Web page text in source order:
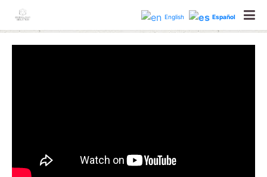
astrologiaholisticabcn
English Español